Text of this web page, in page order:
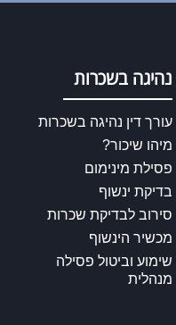
נהיגה בשכרות
עורך דין נהיגה בשכרות
מיהו שיכור?
פסילת מינימום
בדיקת ינשוף
סירוב לבדיקת שכרות
מכשיר הינשוף
שימוע וביטול פסילה
מנהלית